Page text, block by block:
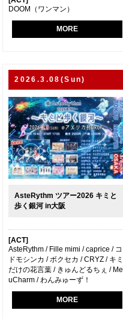
DOOM（ワンマン）
MORE
2026.3.08(Sun)
AsteRythm ツアー2026 キミと
歩く銀河 in大阪
[ACT]
AsteRythm / Fille mimi / caprice / コ
ドモシンカ / ボクセカ / CRYZ / キミ
だけの花言葉 / きゅんどるちぇ / Mel
uCharm / わんみゅーず！
MORE